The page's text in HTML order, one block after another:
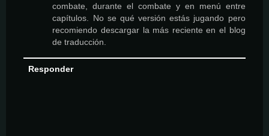
combate, durante el combate y en menú entre
capítulos. No se qué versión estás jugando pero
recomiendo descargar la más reciente en el blog
de traducción.
Responder